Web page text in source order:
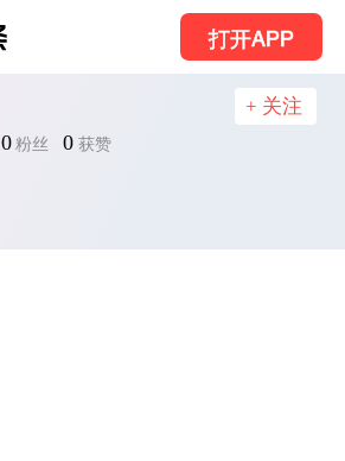
打开APP
0 粉丝 0 获赞
+ 关注